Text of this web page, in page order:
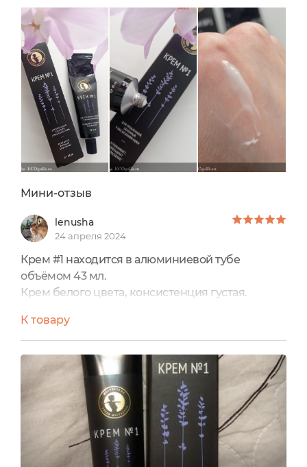
бренда Мастерская Олеси Мустаевой.Крем
находится в коробке, на которой есть вся
необходимая информация. Указана
информация от производителя, состав, способ...
Мини-отзыв
lenusha
24 апреля 2024
Крем #1 находится в алюминиевой тубе
объёмом 43 мл.
Крем белого цвета, консистенция густая.
плёнки на лице. Поры не забивает.
Аромат ненавязчивый, лавандовый.
Крем увлажняет, напитывает и успокаивает
кожу, делает её более упругой. За время
использования - 4 месяца лицо чистое, без
высыпаний, крем действительно работает! Для
проблемной кожи просто находка!
К товару